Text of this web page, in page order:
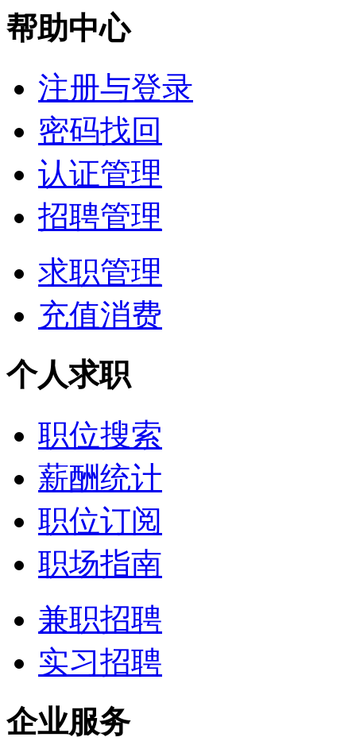
帮助中心
注册与登录
密码找回
认证管理
招聘管理
求职管理
充值消费
个人求职
职位搜索
薪酬统计
职位订阅
职场指南
兼职招聘
实习招聘
企业服务